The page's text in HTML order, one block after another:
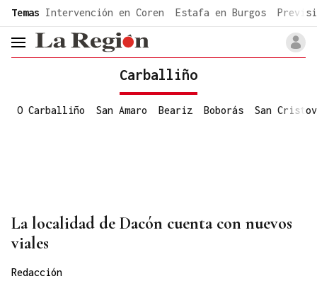
common.go-to-content
Temas Intervención en Coren Estafa en Burgos
header.menu.open
Carballiño
O Carballiño San Amaro Beariz Boborás San
La localidad de Dacón cuenta con nuevos
viales
Redacción